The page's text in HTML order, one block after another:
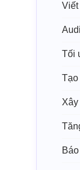
Viết
Tối